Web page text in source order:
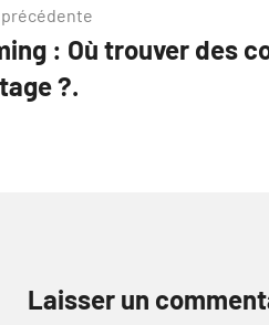
: Où trouver des
?.
Laisser un